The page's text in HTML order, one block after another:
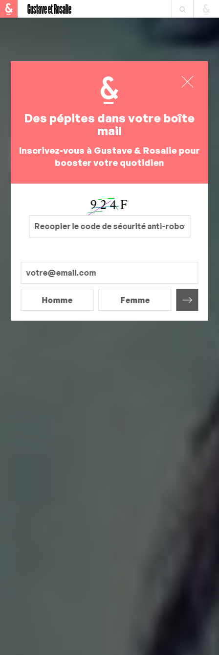
Gustave et Rosalie
Des pépites dans votre boîte
mail
Inscrivez-vous à Gustave & Rosalie pour
booster votre quotidien
Homme Femme